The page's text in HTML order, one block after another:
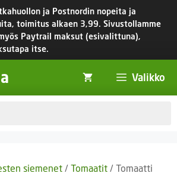
ja Postnordin nopeita ja
toimitus alkaen 3,99. Sivustollamme
Paytrail maksut (esivalittuna),
itse.
Valikko
siemenet / Tomaatit / Tomaatti